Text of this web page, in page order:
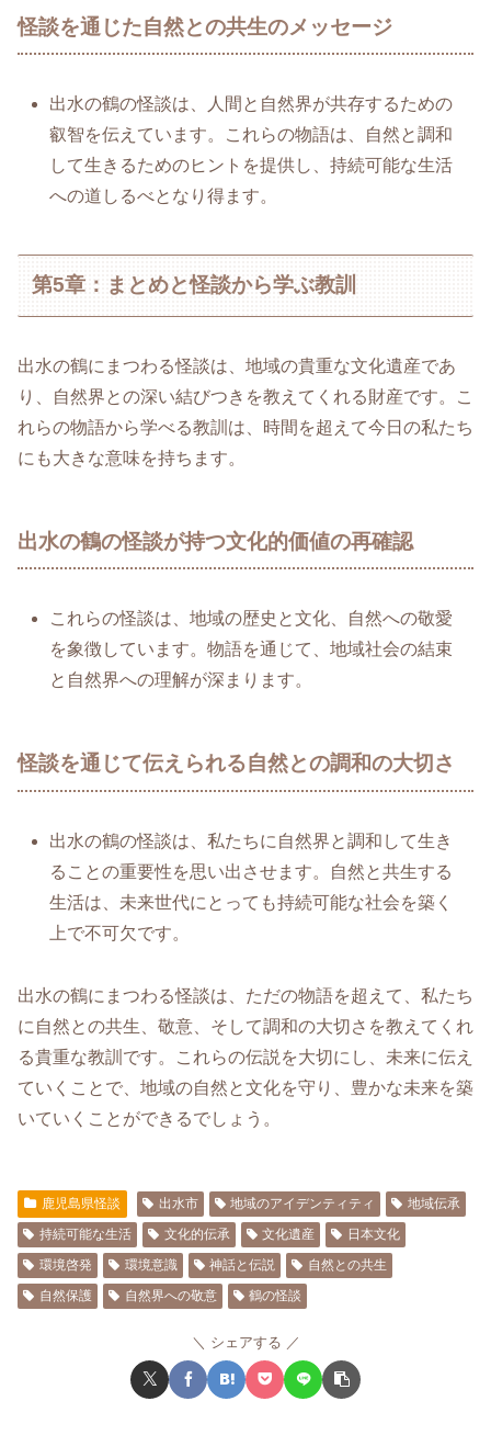
怪談を通じた自然との共生のメッセージ
出水の鶴の怪談は、人間と自然界が共存するための
叡智を伝えています。これらの物語は、自然と調和
して生きるためのヒントを提供し、持続可能な生活
への道しるべとなり得ます。
第5章：まとめと怪談から学ぶ教訓
出水の鶴にまつわる怪談は、地域の貴重な文化遺産であ
り、自然界との深い結びつきを教えてくれる財産です。こ
れらの物語から学べる教訓は、時間を超えて今日の私たち
にも大きな意味を持ちます。
出水の鶴の怪談が持つ文化的価値の再確認
これらの怪談は、地域の歴史と文化、自然への敬愛
を象徴しています。物語を通じて、地域社会の結束
と自然界への理解が深まります。
怪談を通じて伝えられる自然との調和の大切さ
出水の鶴の怪談は、私たちに自然界と調和して生き
ることの重要性を思い出させます。自然と共生する
生活は、未来世代にとっても持続可能な社会を築く
上で不可欠です。
出水の鶴にまつわる怪談は、ただの物語を超えて、私たち
に自然との共生、敬意、そして調和の大切さを教えてくれ
る貴重な教訓です。これらの伝説を大切にし、未来に伝え
ていくことで、地域の自然と文化を守り、豊かな未来を築
いていくことができるでしょう。
鹿児島県怪談 出水市 地域のアイデンティティ
地域伝承
持続可能な生活
文化的伝承 文化遺産
日本文化
環境啓発
環境意識 神話と伝説
自然との共生
自然保護
自然界への敬意 鶴の怪談
シェアする